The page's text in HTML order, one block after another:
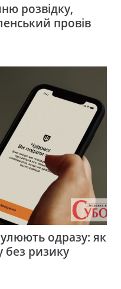
розвідку,
провів
одразу: як
без ризику